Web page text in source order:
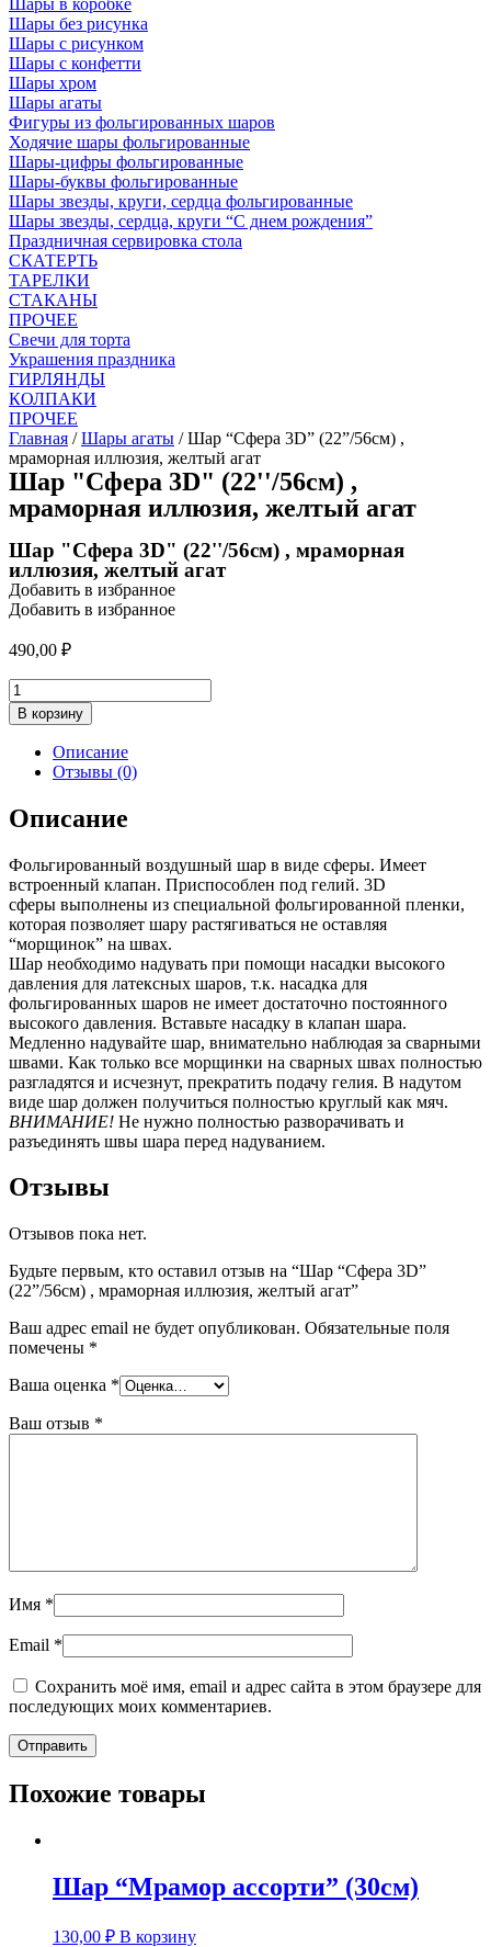
Шары без рисунка
Шары с рисунком
Шары с конфетти
Шары хром
Шары агаты
Фигуры из фольгированных шаров
Ходячие шары фольгированные
Шары-цифры фольгированные
Шары-буквы фольгированные
Шары звезды, круги, сердца фольгированные
Шары звезды, сердца, круги “С днем рождения”
Праздничная сервировка стола
СКАТЕРТЬ
ТАРЕЛКИ
СТАКАНЫ
ПРОЧЕЕ
Свечи для торта
Украшения праздника
ГИРЛЯНДЫ
КОЛПАКИ
ПРОЧЕЕ
Главная /Шары агаты / Шар “Сфера 3D” (22”/56см) ,
мраморная иллюзия, желтый агат
Шар "Сфера 3D" (22''/56см) ,
мраморная иллюзия, желтый агат
Шар "Сфера 3D" (22''/56см) , мраморная
иллюзия, желтый агат
Добавить в избранное
Добавить в избранное
490,00 ₽
Количество
товара
Шар
"Сфера
3D"
(22''/56см)
мраморная
желтый
агат
В корзину
Описание
Отзывы (0)
Описание
Фольгированный воздушный шар в виде сферы. Имеет
встроенный клапан. Приспособлен под гелий. 3D
сферы выполнены из специальной фольгированной пленки,
которая позволяет шару растягиваться не оставляя
“морщинок” на швах.
Шар необходимо надувать при помощи насадки высокого
давления для латексных шаров, т.к. насадка для
фольгированных шаров не имеет достаточно постоянного
высокого давления. Вставьте насадку в клапан шара.
Медленно надувайте шар, внимательно наблюдая за сварными
швами. Как только все морщинки на сварных швах полностью
разгладятся и исчезнут, прекратить подачу гелия. В надутом
виде шар должен получиться полностью круглый как мяч.
ВНИМАНИЕ! Не нужно полностью разворачивать и
разъединять швы шара перед надуванием.
Отзывы
Отзывов пока нет.
Будьте первым, кто оставил отзыв на “Шар “Сфера 3D”
(22”/56см) , мраморная иллюзия, желтый агат”
Ваш адрес email не будет опубликован. Обязательные поля
помечены *
Ваша оценка *
Ваш отзыв *
Имя *
Email *
Сохранить моё имя, email и адрес сайта в этом браузере для
последующих моих комментариев.
Похожие товары
Шар “Мрамор ассорти” (30см)
130,00 ₽ В корзину